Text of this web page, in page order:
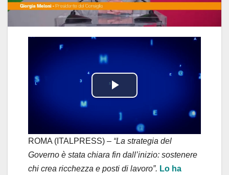
P
l
a
y
ROMA (ITALPRESS) – “La strategia del
Governo è stata chiara fin dall’inizio: sostenere
chi crea ricchezza e posti di lavoro”. Lo ha